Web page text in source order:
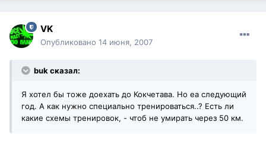
VK
Опубликовано 14 июня, 2007
buk сказал:
Я хотел бы тоже доехать до Кокчетава. Но еа следующий
год. А как нужно специально тренироваться..? Есть ли
какие схемы тренировок, - чтоб не умирать через 50 км.